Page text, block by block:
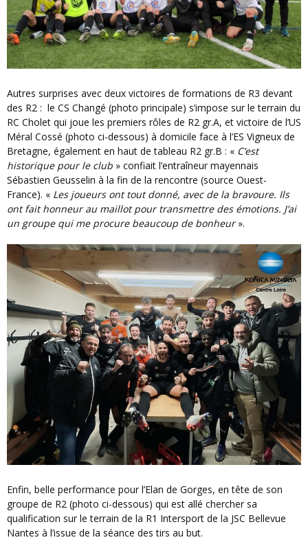
Autres surprises avec deux victoires de formations de R3 devant
des R2 : le CS Changé (photo principale) s’impose sur le terrain du
RC Cholet qui joue les premiers rôles de R2 gr.A, et victoire de l’US
Méral Cossé (photo ci-dessous) à domicile face à l’ES Vigneux de
Bretagne, également en haut de tableau R2 gr.B : « C’est
historique pour le club » confiait l’entraîneur mayennais
Sébastien Geusselin à la fin de la rencontre (source Ouest-
France). « Les joueurs ont tout donné, avec de la bravoure. Ils
ont fait honneur au maillot pour transmettre des émotions. J’ai
un groupe qui me procure beaucoup de bonheur».
Enfin, belle performance pour l’Elan de Gorges, en tête de son
groupe de R2 (photo ci-dessous) qui est allé chercher sa
qualification sur le terrain de la R1 Intersport de la JSC Bellevue
Nantes à l’issue de la séance des tirs au but.